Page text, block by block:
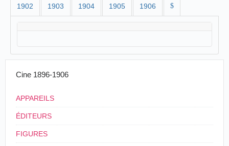
1902 1903 1904 1905 1906 $
Cine 1896-1906
APPAREILS
ÉDITEURS
FIGURES